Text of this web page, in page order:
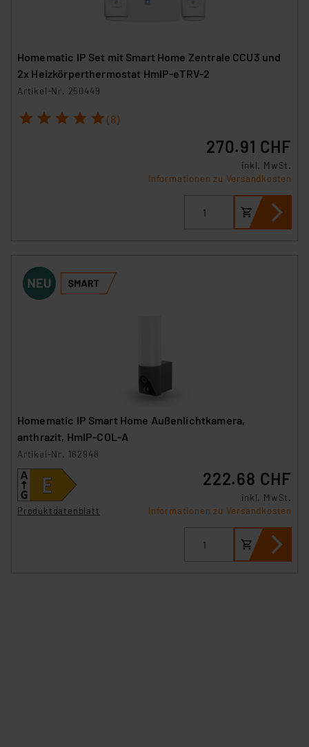
Homematic IP Set mit Smart Home Zentrale CCU3 und
2x Heizkörperthermostat HmIP-eTRV-2
Artikel-Nr. 250449
1 2 3 4 5 (8)
270.91 CHF
inkl. MwSt.
Informationen zu Versandkosten
Homematic IP Smart Home Außenlichtkamera,
anthrazit, HmIP-COL-A
Artikel-Nr. 162948
Produktdatenblatt
222.68 CHF
inkl. MwSt.
Informationen zu Versandkosten